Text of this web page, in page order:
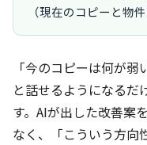
（現在のコピーと物
「今のコピーは何が
と話せるようになるだ
す。AIが出した改善案
なく、「こういう方向